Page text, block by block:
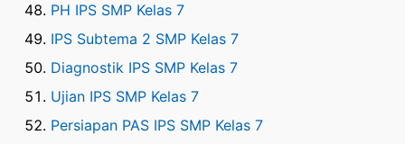
PH IPS SMP Kelas 7
IPS Subtema 2 SMP Kelas 7
Diagnostik IPS SMP Kelas 7
Ujian IPS SMP Kelas 7
Persiapan PAS IPS SMP Kelas 7